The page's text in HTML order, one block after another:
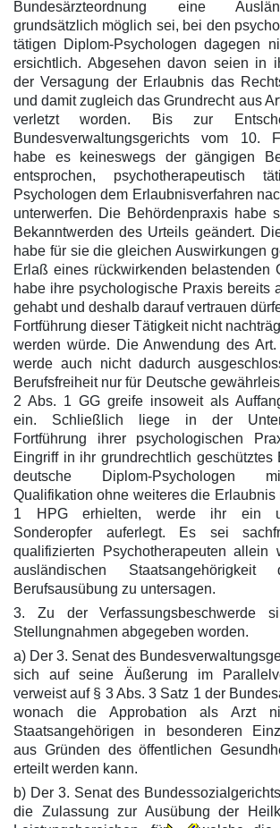
Bundesärzteordnung eine
grundsätzlich möglich sei, bei den
tätigen Diplom-Psychologen dagegen
ersichtlich. Abgesehen davon seien in
der Versagung der Erlaubnis das
und damit zugleich das Grundrecht aus
verletzt worden. Bis zur
Bundesverwaltungsgerichts vom 10.
habe es keineswegs der gängigen
entsprochen, psychotherapeutisch
Psychologen dem Erlaubnisverfahren
unterwerfen. Die Behördenpraxis habe
Bekanntwerden des Urteils geändert.
habe für sie die gleichen Auswirkungen
Erlaß eines rückwirkenden belastenden
habe ihre psychologische Praxis bereits
gehabt und deshalb darauf vertrauen
Fortführung dieser Tätigkeit nicht
werden würde. Die Anwendung des
werde auch nicht dadurch
Berufsfreiheit nur für Deutsche
2 Abs. 1 GG greife insoweit als
ein. Schließlich liege in der
Fortführung ihrer psychologischen
Eingriff in ihr grundrechtlich geschütztes
deutsche Diplom-Psychologen
Qualifikation ohne weiteres die Erlaubnis
1 HPG erhielten, werde ihr ein
Sonderopfer auferlegt. Es sei
qualifizierten Psychotherapeuten allein
ausländischen
Berufsausübung zu untersagen.
3. Zu der Verfassungsbeschwerde
Stellungnahmen abgegeben worden.
a) Der 3. Senat des
sich auf seine Äußerung im
verweist auf § 3 Abs. 3 Satz 1 der
wonach die Approbation als Arzt
Staatsangehörigen in besonderen
aus Gründen des öffentlichen
erteilt werden kann.
b) Der 3. Senat des
die Zulassung zur Ausübung der